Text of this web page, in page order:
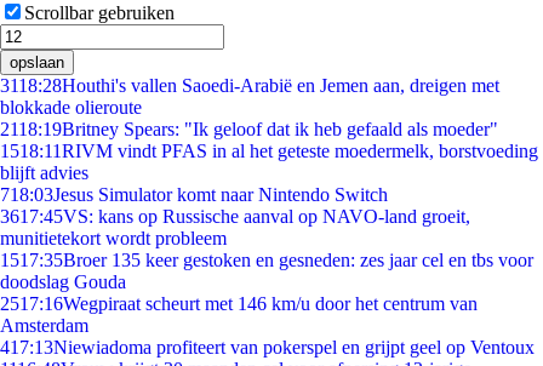
Scrollbar gebruiken
opslaan
3118:28Houthi's vallen Saoedi-Arabië en Jemen aan, dreigen met
blokkade olieroute
2118:19Britney Spears: "Ik geloof dat ik heb gefaald als moeder"
1518:11RIVM vindt PFAS in al het geteste moedermelk, borstvoeding
blijft advies
718:03Jesus Simulator komt naar Nintendo Switch
3617:45VS: kans op Russische aanval op NAVO-land groeit,
munitietekort wordt probleem
1517:35Broer 135 keer gestoken en gesneden: zes jaar cel en tbs voor
doodslag Gouda
2517:16Wegpiraat scheurt met 146 km/u door het centrum van
Amsterdam
417:13Niewiadoma profiteert van pokerspel en grijpt geel op Ventoux